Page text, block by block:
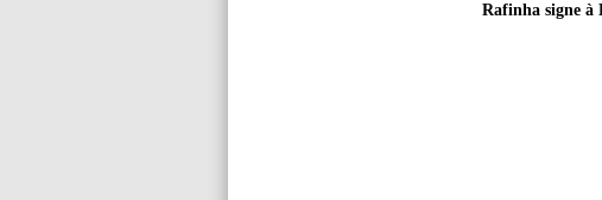
Rafinha signe à